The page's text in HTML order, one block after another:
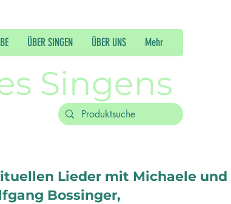
ÜBER SINGEN ÜBER UNS Mehr
Singens
Lieder mit Michaele und
Bossinger,